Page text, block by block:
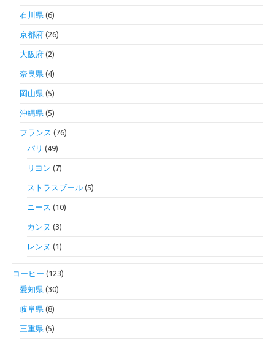
石川県 (6)
京都府 (26)
大阪府 (2)
奈良県 (4)
岡山県 (5)
沖縄県 (5)
フランス (76)
パリ (49)
リヨン (7)
ストラスブール (5)
ニース (10)
カンヌ (3)
レンヌ (1)
コーヒー (123)
愛知県 (30)
岐阜県 (8)
三重県 (5)